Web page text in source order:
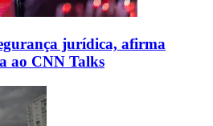
jurídica, afirma
ao CNN Talks